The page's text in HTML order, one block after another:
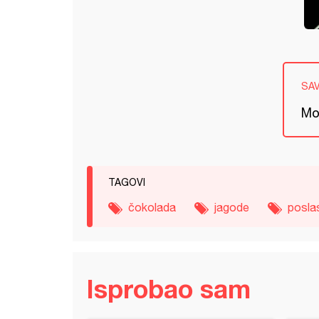
TAGOVI
čokolada jagode
Isprobao sam